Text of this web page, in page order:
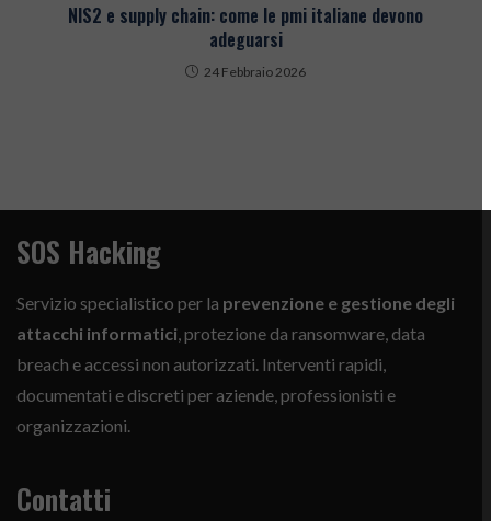
NIS2 e supply chain: come le pmi italiane devono
adeguarsi
24 Febbraio 2026
SOS Hacking
Servizio specialistico per la prevenzione e gestione degli
attacchi informatici, protezione da ransomware, data
breach e accessi non autorizzati. Interventi rapidi,
documentati e discreti per aziende, professionisti e
organizzazioni.
Contatti